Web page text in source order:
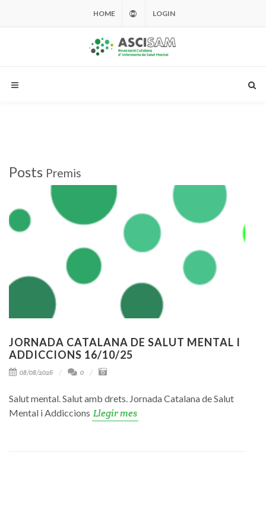
HOME LOGIN
Posts Premis
JORNADA CATALANA DE SALUT MENTAL I
ADDICCIONS 16/10/25
08/08/2026 0
Salut mental. Salut amb drets. Jornada Catalana de Salut
Mental i Addiccions Llegir mes